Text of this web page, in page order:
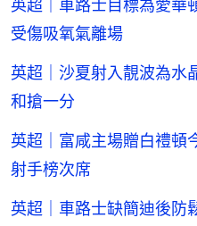
英超｜車路士目標為愛
受傷吸氧氣離場
英超｜沙夏射入靚波為
和搶一分
英超｜富咸主場贈白禮
射手榜次席
英超｜車路士缺簡迪後